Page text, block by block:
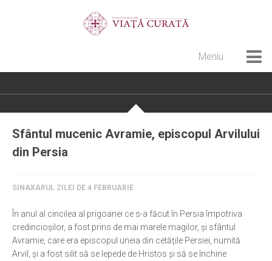
Meniu
Pateric Atonit
Istoria Bisericii
Artă sacră
Noi și Biserica
Rânduieli liturgice
Predici și cateheze
Sfântul mucenic Avramie, episcopul Arvilului
din Persia
SINAXARUL ZILEI DE 4 FEBRUARIE
În anul al cincilea al prigoanei ce s-a făcut în Persia împotriva
credincioşilor, a fost prins de mai marele magilor, şi sfântul
Avramie, care era episcopul uneia din cetăţile Persiei, numită
Arvil, şi a fost silit să se lepede de Hristos şi să se închine